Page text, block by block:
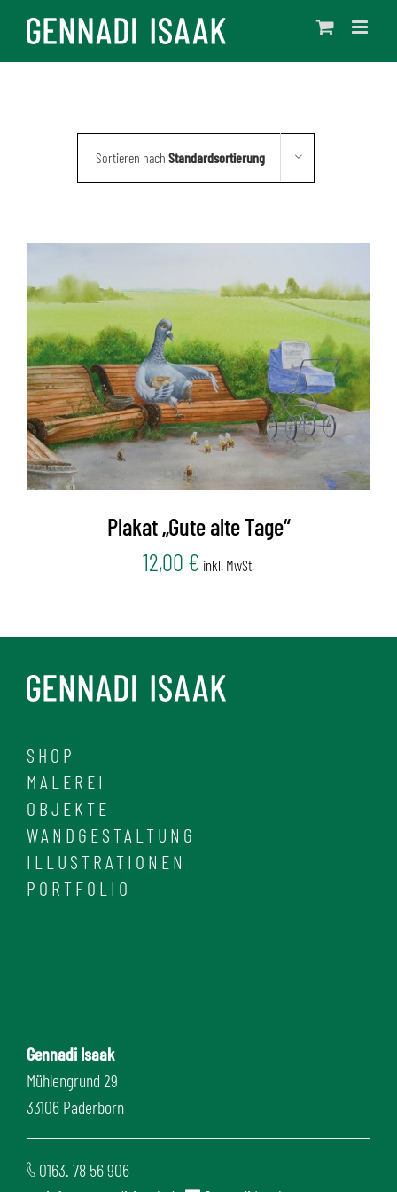
content
Sortieren nach Standardsortierung
Plakat „Gute alte Tage“
12,00 € inkl. MwSt.
SHOP
MALEREI
OBJEKTE
WANDGESTALTUNG
ILLUSTRATIONEN
PORTFOLIO
Gennadi Isaak
Mühlengrund 29
33106 Paderborn
0163. 78 56 906